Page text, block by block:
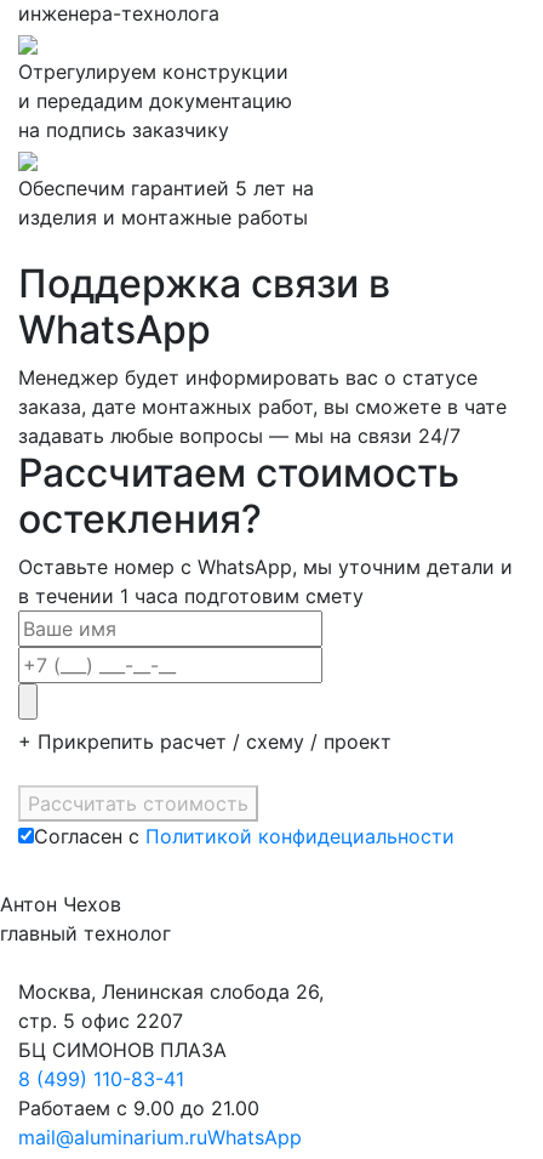
инженера-технолога
Отрегулируем конструкции
и передадим документацию
на подпись заказчику
Обеспечим гарантией 5 лет на
изделия и монтажные работы
Поддержка связи в
WhatsApp
Менеджер будет информировать вас о статусе
заказа, дате монтажных работ, вы сможете в чате
задавать любые вопросы — мы на связи 24/7
Рассчитаем стоимость
остекления?
Оставьте номер с WhatsApp, мы уточним детали и
в течении 1 часа подготовим смету
+ Прикрепить расчет / схему / проект
Рассчитать стоимость
Согласен c Политикой конфидециальности
Антон Чехов
главный технолог
Москва, Ленинская слобода 26,
стр. 5 офис 2207
БЦ СИМОНОВ ПЛАЗА
8 (499) 110-83-41
Работаем с 9.00 до 21.00
mail@aluminarium.ruWhatsApp